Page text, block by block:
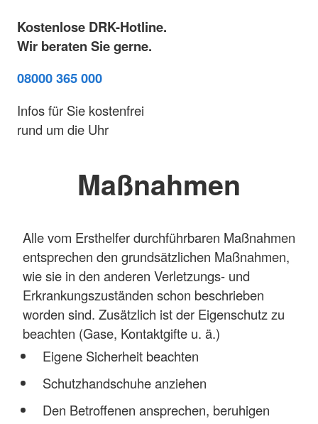
Kostenlose DRK-Hotline.
Wir beraten Sie gerne.
08000 365 000
Infos für Sie kostenfrei
rund um die Uhr
Maßnahmen
Alle vom Ersthelfer durchführbaren Maßnahmen
entsprechen den grundsätzlichen Maßnahmen,
wie sie in den anderen Verletzungs- und
Erkrankungszuständen schon beschrieben
worden sind. Zusätzlich ist der Eigenschutz zu
beachten (Gase, Kontaktgifte u. ä.)
Eigene Sicherheit beachten
Schutzhandschuhe anziehen
Den Betroffenen ansprechen, beruhigen